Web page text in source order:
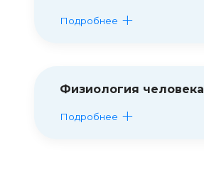
Подробнее
Физиология человека
Подробнее